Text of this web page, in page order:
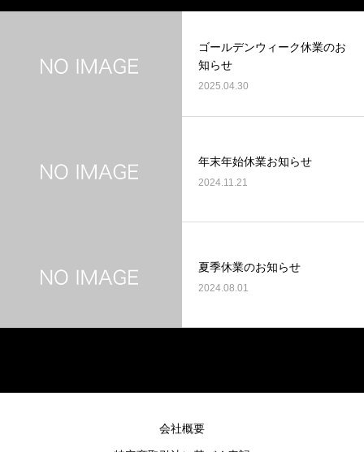
ゴールデンウィーク休業のお
知らせ
2025.04.30
年末年始休業お知らせ
2024.11.21
夏季休業のお知らせ
2024.08.01
会社概要